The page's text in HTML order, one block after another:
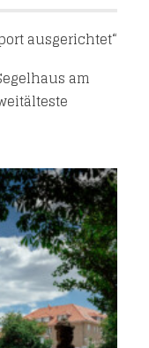
ausgerichtet“
am